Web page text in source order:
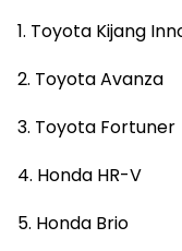
1. Toyota Kijang
2. Toyota Avanza
3. Toyota Fortuner
4. Honda HR-V
5. Honda Brio